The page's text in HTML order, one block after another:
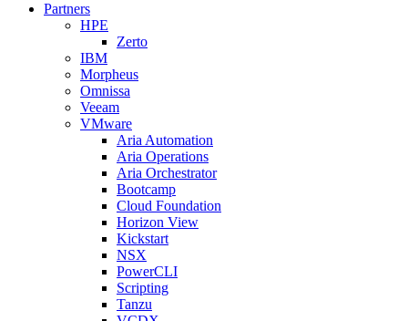
Partners
HPE
Zerto
IBM
Morpheus
Omnissa
Veeam
VMware
Aria Automation
Aria Operations
Aria Orchestrator
Bootcamp
Cloud Foundation
Horizon View
Kickstart
NSX
PowerCLI
Scripting
Tanzu